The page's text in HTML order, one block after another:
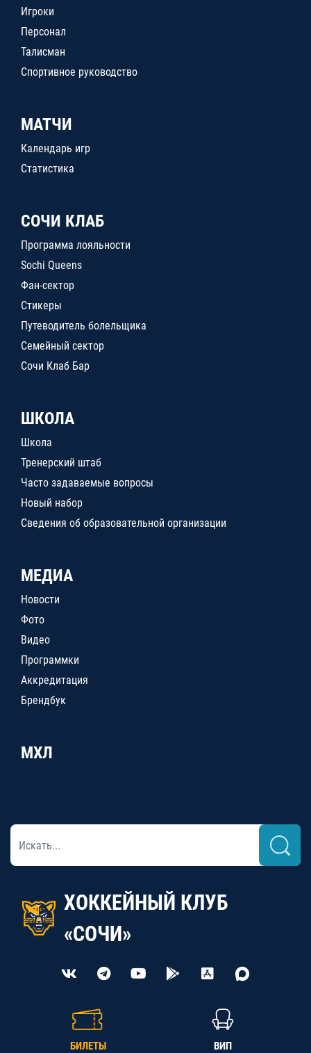
Игроки
Персонал
Талисман
Спортивное руководство
МАТЧИ
Календарь игр
Статистика
СОЧИ КЛАБ
Программа лояльности
Sochi Queens
Фан-сектор
Стикеры
Путеводитель болельщика
Семейный сектор
Сочи Клаб Бар
ШКОЛА
Школа
Тренерский штаб
Часто задаваемые вопросы
Новый набор
Сведения об образовательной организации
МЕДИА
Новости
Фото
Видео
Программки
Аккредитация
Брендбук
МХЛ
ХОККЕЙНЫЙ КЛУБ
«СОЧИ»
БИЛЕТЫ ВИП